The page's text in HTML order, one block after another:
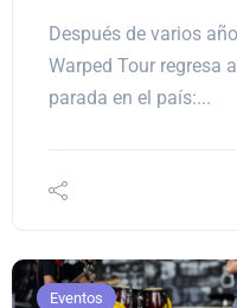
Después de varios
Warped Tour regresa
parada en el país:...
Eventos